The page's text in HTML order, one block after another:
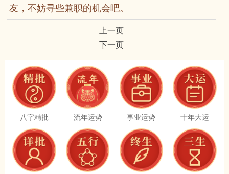
友，不妨寻些兼职的机会吧。
上一页
下一页
八字精批 流年运势 事业运势 十年大运